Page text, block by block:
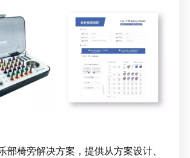
部椅旁解决方案，提供从方案设计、